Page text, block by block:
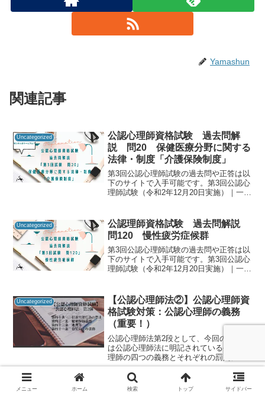
Yamashun
関連記事
Uncategorized
公認心理師資格試験 過去問解
説 問20 保健医療分野に関する
法律・制度「介護保険制度」
第3回公認心理師試験の過去問や正答は以
下のサイトで入手可能です。第3回公認心
理師試験（令和2年12月20日実施）｜一般
ることで「自分に必要な知識は何か」を
知るための手が...
Uncategorized
公認理師資格試験 過去問解説
問120 慢性疲労症候群
第3回公認心理師試験の過去問や正答は以
下のサイトで入手可能です。第3回公認心
理師試験（令和2年12月20日実施）｜一般
ることで「自分に必要な知識は何か」を
知るための手が...
Uncategorized
【公認心理師法②】公認心理師資
格試験対策：公認心理師の義務
（重要！）
公認心理師法第2段として、今回の記事で
は公認心理師法に明記されている公認心
理師の四つの義務とそれぞれの罰則につ
いて解説します！公認心理師法のなかで
も一番重要な部分になりますので、解釈
も含めてしっかりと押さえておきましょ
Uncategorized
公認理師資格試験 過去問解説
メニュー ホーム 検索 トップ サイドバー